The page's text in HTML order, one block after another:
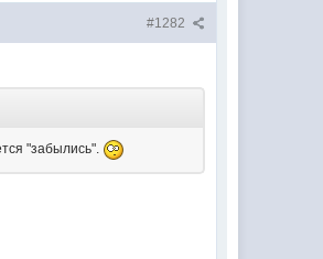
#1282
"забылись".